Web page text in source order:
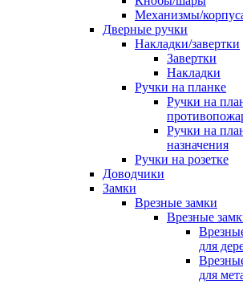
Механизмы/
Дверные ручки
Накладки/завертки
Завертки
Накладки
Ручки на планке
Ручки на
Ручки на
назначения
Ручки на розетке
Доводчики
Замки
Врезные замки
Врезные
для
для